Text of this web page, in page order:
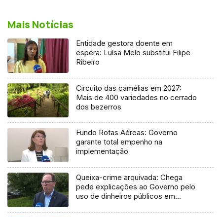
Mais Notícias
Entidade gestora doente em
espera: Luísa Melo substitui Filipe
Ribeiro
Circuito das camélias em 2027:
Mais de 400 variedades no cerrado
dos bezerros
Fundo Rotas Aéreas: Governo
garante total empenho na
implementação
Queixa-crime arquivada: Chega
pede explicações ao Governo pelo
uso de dinheiros públicos em